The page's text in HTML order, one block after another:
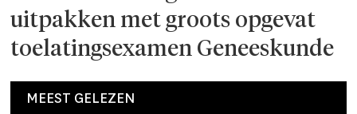
uitpakken met groots opgevat
toelatingsexamen Geneeskunde
MEEST GELEZEN